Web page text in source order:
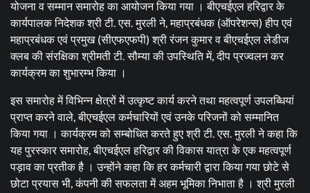
योजना व सम्मान समारोह का आयोजन किया गया । बीएचईएल हरिद्वार के
कार्यपालक निदेशक श्री टी. एस. मुरली ने, महाप्रबंधक (ऑपरेशन्स) हीप एवं
महाप्रबंधक एवं प्रमुख (सीएफएफपी) श्री रंजन कुमार व बीएचईएल लेडीज
क्लब की संरक्षिका श्रीमती टी. सौम्या की उपस्थिति में, दीप प्रज्‍वलन कर
कार्यक्रम का शुभारम्भ किया ।
इस समारोह में विभिन्न क्षेत्रों में उत्कृष्ट कार्य करने तथा महत्वपूर्ण उपलब्धियां
प्राप्त करने वाले, बीएचईएल कर्मचारियों एवं उनके परिजनों को सम्मानित
किया गया । कार्यक्रम को सम्बोधित करते हुए श्री टी. एस. मुरली ने कहा कि
यह पुरस्कार समारोह, बीएचईएल हरिद्वार की विकास यात्रा के एक महत्वपूर्ण
पड़ाव का प्रतीक है । उन्होंने कहा कि हर कर्मचारी द्वारा किया गया छोटे से
छोटा प्रयास भी, कंपनी की सफलता में अहम भूमिका निभाता है । श्री मुरली